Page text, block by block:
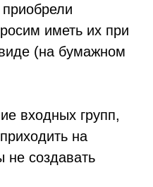
иметь их при
(на бумажном
входных групп,
на
не создавать